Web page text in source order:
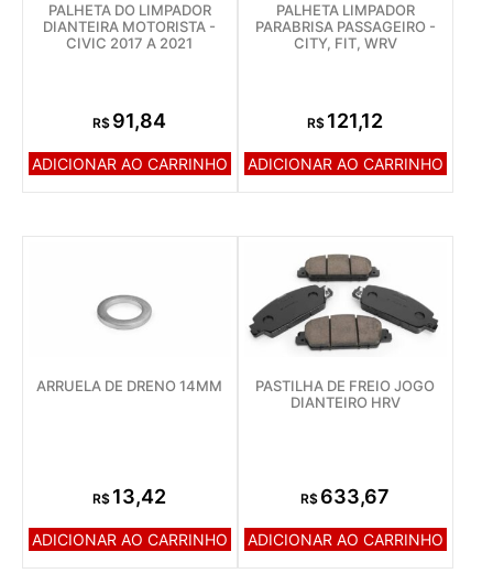
PALHETA DO LIMPADOR
DIANTEIRA MOTORISTA -
CIVIC 2017 A 2021
R$ 91,84
ADICIONAR AO CARRINHO
PALHETA LIMPADOR
PARABRISA PASSAGEIRO -
CITY, FIT, WRV
R$ 121,12
ADICIONAR AO CARRINHO
ARRUELA DE DRENO 14MM
R$ 13,42
ADICIONAR AO CARRINHO
PASTILHA DE FREIO JOGO
DIANTEIRO HRV
R$ 633,67
ADICIONAR AO CARRINHO